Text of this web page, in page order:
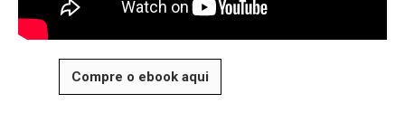
Compre o ebook aqui